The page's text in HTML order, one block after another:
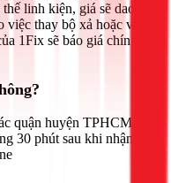
linh kiện, giá sẽ dao
thay bộ xả hoặc van
1Fix sẽ báo giá chính
quận huyện TPHCM,
30 phút sau khi nhận